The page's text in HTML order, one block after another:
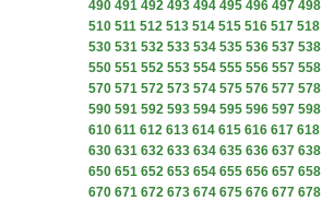
490 491 492 493 494 495 496 497 498
510 511 512 513 514 515 516 517 518
530 531 532 533 534 535 536 537 538
550 551 552 553 554 555 556 557 558
570 571 572 573 574 575 576 577 578
590 591 592 593 594 595 596 597 598
610 611 612 613 614 615 616 617 618
630 631 632 633 634 635 636 637 638
650 651 652 653 654 655 656 657 658
670 671 672 673 674 675 676 677 678